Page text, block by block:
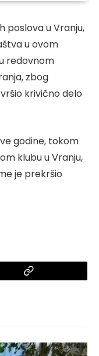
poslova u Vranju,
u ovom
redovnom
zbog
krivično delo
godine, tokom
klubu u Vranju,
je prekršio
Copy